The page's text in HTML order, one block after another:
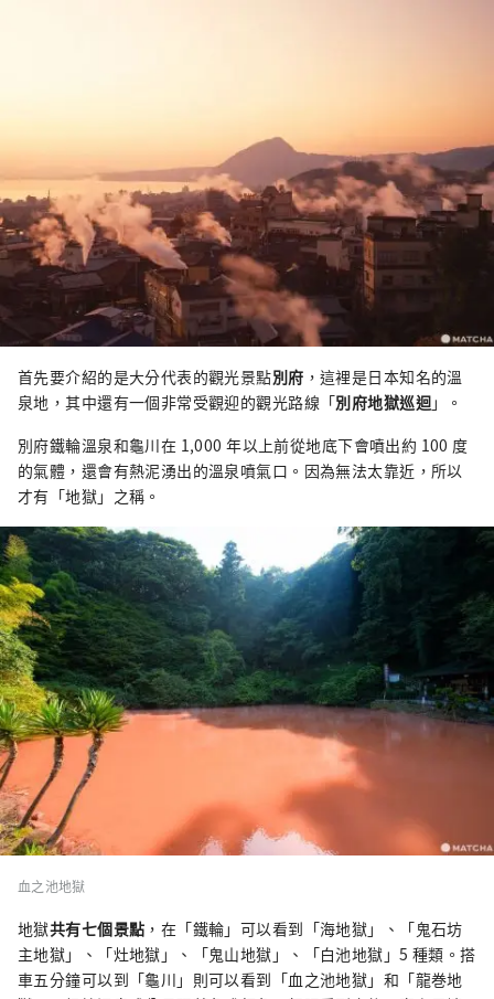
首先要介紹的是大分代表的觀光景點別府 ，這裡是日本知名的溫
泉地，其中還有一個非常受觀迎的觀光路線「別府地獄巡迴」。
別府鐵輪溫泉和龜川在 1,000 年以上前從地底下會噴出約 100 度
的氣體，還會有熱泥湧出的溫泉噴氣口。因為無法太靠近，所以
才有「地獄」之稱。
血之池地獄
地獄共有七個景點 ，在「鐵輪」可以看到「海地獄」、「鬼石坊
主地獄」、「灶地獄」、「鬼山地獄」、「白池地獄」5 種類。搭
車五分鐘可以到「龜川」則可以看到「血之池地獄」和「龍巻地